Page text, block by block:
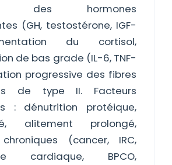
des hormones
(GH, testostérone, IGF-
du cortisol,
de bas grade (IL-6, TNF-
progressive des fibres
de type II. Facteurs
: dénutrition protéique,
alitement prolongé,
(cancer, IRC,
cardiaque, BPCO,